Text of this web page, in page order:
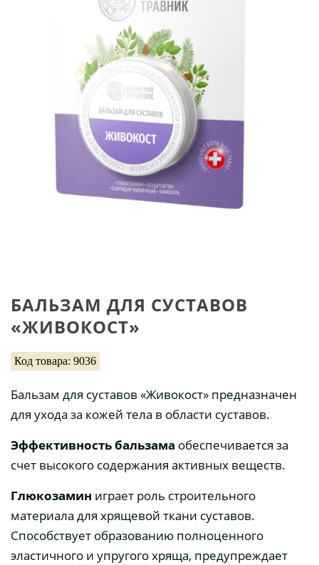
БАЛЬЗАМ ДЛЯ СУСТАВОВ
«ЖИВОКОСТ»
Код товара: 9036
Бальзам для суставов «Живокост» предназначен
для ухода за кожей тела в области суставов.
Эффективность бальзама обеспечивается за
счет высокого содержания активных веществ.
Глюкозамин играет роль строительного
материала для хрящевой ткани суставов.
Способствует образованию полноценного
эластичного и упругого хряща, предупреждает